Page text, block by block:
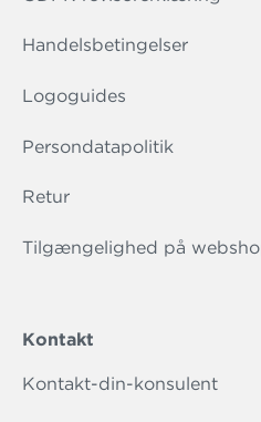
Handelsbetingelser
Logoguides
Persondatapolitik
Retur
Tilgængelighed på
Kontakt
Kontakt-din-konsulent